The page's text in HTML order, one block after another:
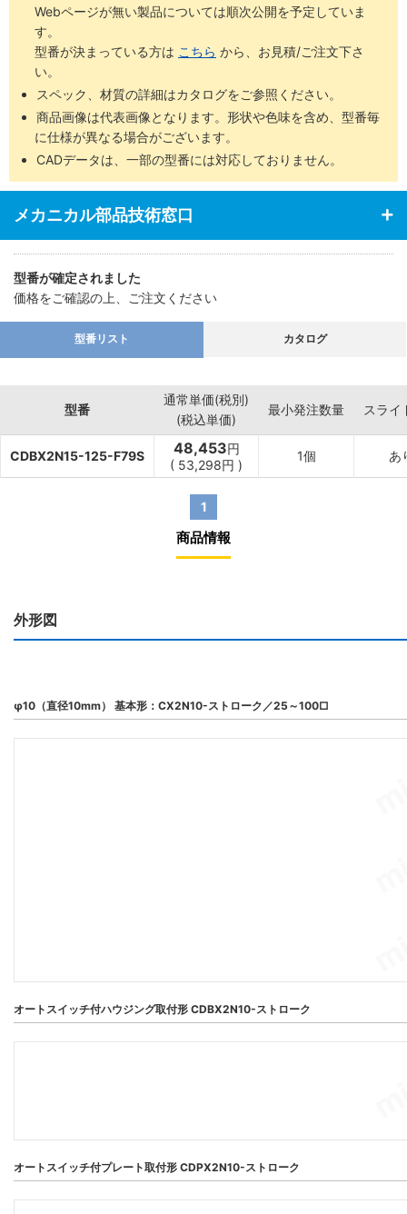
Webページが無い製品については順次公開を予定していま
す。
型番が決まっている方は こちら から、お見積/ご注文下さ
い。
スペック、材質の詳細はカタログをご参照ください。
商品画像は代表画像となります。形状や色味を含め、型番毎
に仕様が異なる場合がございます。
CADデータは、一部の型番には対応しておりません。
メカニカル部品技術窓口
型番が確定されました
価格をご確認の上、ご注文ください
型番リスト カタログ
型番
通常単価(税別)
(税込単価)
最小発注数量 スライ
CDBX2N15-125-F79S 48,453円
( 53,298円 )
1個 あ
1
商品情報
外形図
φ10（直径10mm） 基本形：CX2N10-ストローク／25～100□
オートスイッチ付ハウジング取付形 CDBX2N10-ストローク
オートスイッチ付プレート取付形 CDPX2N10-ストローク